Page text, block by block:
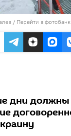
/ Перейти в фотобанк
дни